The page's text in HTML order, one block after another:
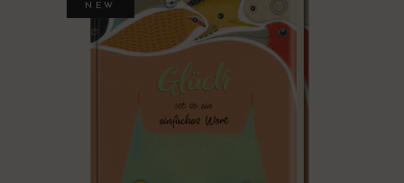
NEW
PRODUKT KAUFEN